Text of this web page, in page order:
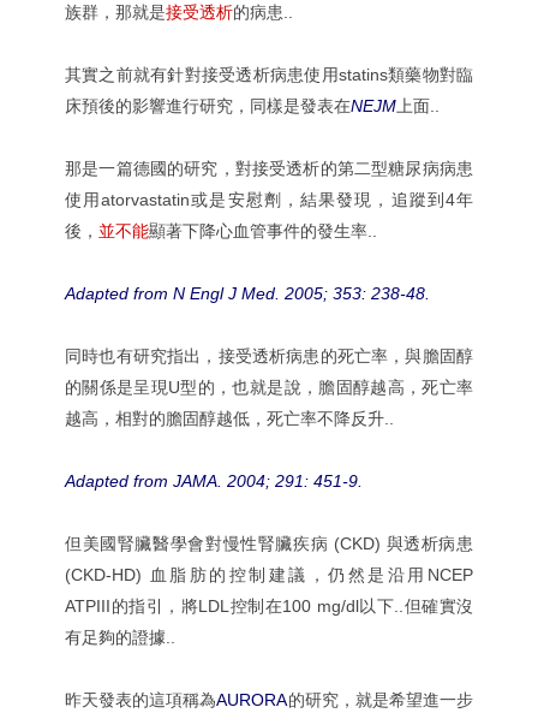
族群，那就是接受透析的病患..
其實之前就有針對接受透析病患使用statins類藥物對臨
床預後的影響進行研究，同樣是發表在NEJM 上面..
那是一篇德國的研究，對接受透析的第二型糖尿病病患
使用atorvastatin或是安慰劑，結果發現，追蹤到4年
後， 並不能顯著下降心血管事件的發生率..
Adapted from N Engl J Med. 2005; 353: 238-48.
同時也有研究指出，接受透析病患的死亡率，與膽固醇
的關係是呈現U型的，也就是說，膽固醇越高，死亡率
越高，相對的膽固醇越低，死亡率不降反升..
Adapted from JAMA. 2004; 291: 451-9.
但美國腎臟醫學會對慢性腎臟疾病 (CKD) 與透析病患
(CKD-HD) 血脂肪的控制建議，仍然是沿用NCEP
ATPIII的指引，將LDL控制在100 mg/dl以下..但確實沒
有足夠的證據..
昨天發表的這項稱為AURORA的研究，就是希望進一步